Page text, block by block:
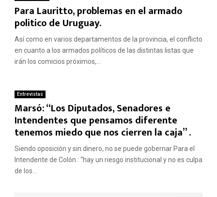
Para Lauritto, problemas en el armado
politico de Uruguay.
Así como en varios departamentos de la provincia, el conflicto
en cuanto a los armados políticos de las distintas listas que
irán los comicios próximos,...
Entrevistas
Marsó: “Los Diputados, Senadores e
Intendentes que pensamos diferente
tenemos miedo que nos cierren la caja” .
Siendo oposición y sin dinero, no se puede gobernar Para el
Intendente de Colón : “hay un riesgo institucional y no es culpa
de los...